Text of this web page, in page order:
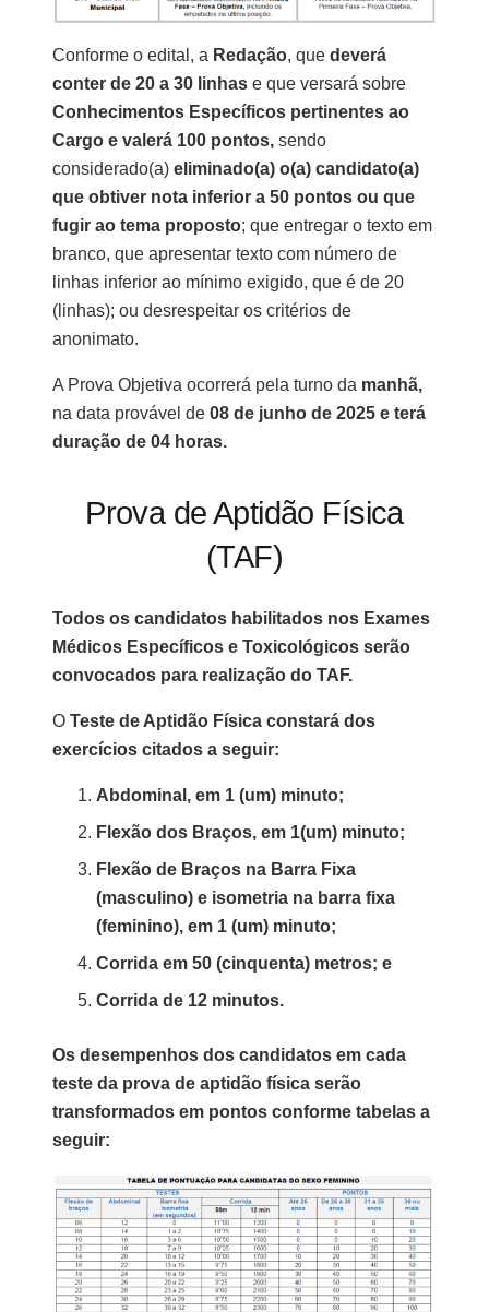
Conforme o edital, a Redação, que deverá
conter de 20 a 30 linhas e que versará sobre
Conhecimentos Específicos pertinentes ao
Cargo e valerá 100 pontos, sendo
considerado(a) eliminado(a) o(a) candidato(a)
que obtiver nota inferior a 50 pontos ou que
fugir ao tema proposto; que entregar o texto em
branco, que apresentar texto com número de
linhas inferior ao mínimo exigido, que é de 20
(linhas); ou desrespeitar os critérios de
anonimato.
A Prova Objetiva ocorrerá pela turno da manhã,
na data provável de 08 de junho de 2025 e terá
duração de 04 horas.
Prova de Aptidão Física
(TAF)
Todos os candidatos habilitados nos Exames
Médicos Específicos e Toxicológicos serão
convocados para realização do TAF.
O Teste de Aptidão Física constará dos
exercícios citados a seguir:
Abdominal, em 1 (um) minuto;
Flexão dos Braços, em 1(um) minuto;
Flexão de Braços na Barra Fixa
(masculino) e isometria na barra fixa
(feminino), em 1 (um) minuto;
Corrida em 50 (cinquenta) metros; e
Corrida de 12 minutos.
Os desempenhos dos candidatos em cada
teste da prova de aptidão física serão
transformados em pontos conforme tabelas a
seguir: